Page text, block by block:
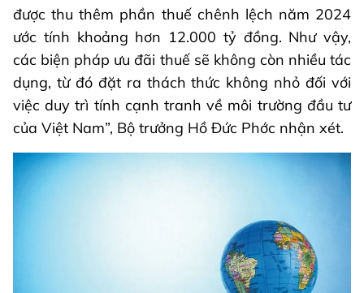
được thu thêm phần thuế chênh lệch năm 2024
ước tính khoảng hơn 12.000 tỷ đồng. Như vậy,
các biện pháp ưu đãi thuế sẽ không còn nhiều tác
dụng, từ đó đặt ra thách thức không nhỏ đối với
việc duy trì tính cạnh tranh về môi trường đầu tư
của Việt Nam”, Bộ trưởng Hồ Đức Phớc nhận xét.